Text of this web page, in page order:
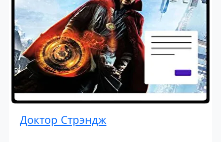
Доктор Стрэндж